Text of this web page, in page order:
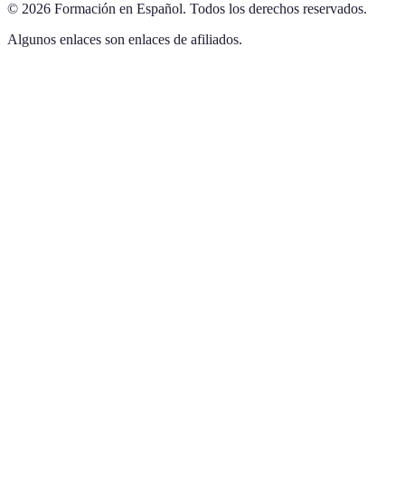
© 2026 Formación en Español. Todos los derechos reservados.
Algunos enlaces son enlaces de afiliados.